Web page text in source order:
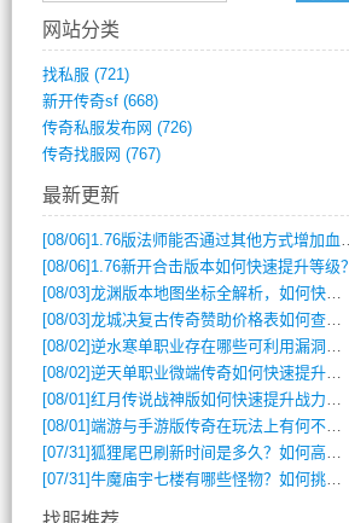
网站分类
找私服 (721)
新开传奇sf(668)
传奇私服发布网 (726)
传奇找服网 (767)
最新更新
[08/06] 1.76版法师能否通过其他方式增加血量？
[08/06] 1.76新开合击版本如何快速提升等级？
[08/03]龙渊版本地图坐标全解析，如何快速定位BOSS位置？
[08/03]龙城决复古传奇赞助价格表如何查询？
[08/02]逆水寒单职业存在哪些可利用漏洞？如何快速提升战力？
[08/02]逆天单职业微端传奇如何快速提升战力？新手必看攻略
[08/01]红月传说战神版如何快速提升战力？新手攻略全解析？
[08/01]端游与手游版传奇在玩法上有何不同？
[07/31]狐狸尾巴刷新时间是多久？如何高效获取传奇手游中的狐狸尾巴？
[07/31]牛魔庙宇七楼有哪些怪物？如何挑战它们？